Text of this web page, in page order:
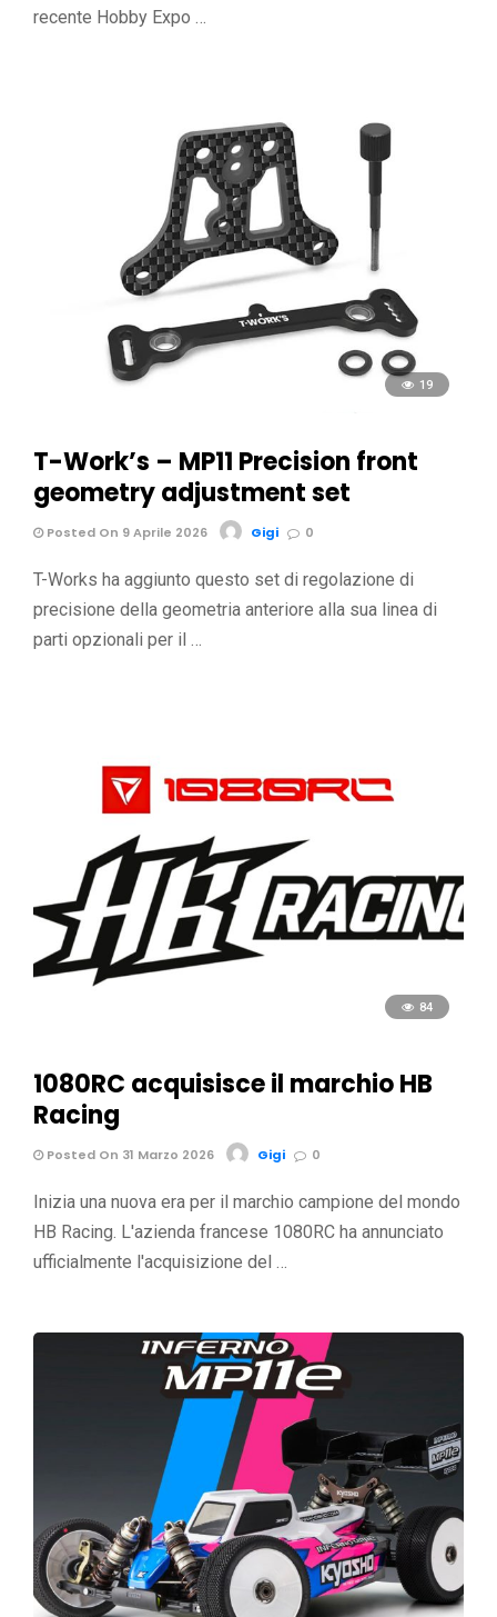
recente Hobby Expo …
19
T-Work’s – MP11 Precision front
geometry adjustment set
Posted On 9 Aprile 2026 Gigi 0
T-Works ha aggiunto questo set di regolazione di
precisione della geometria anteriore alla sua linea di
parti opzionali per il …
84
1080RC acquisisce il marchio HB
Racing
Posted On 31 Marzo 2026 Gigi 0
Inizia una nuova era per il marchio campione del mondo
HB Racing. L'azienda francese 1080RC ha annunciato
ufficialmente l'acquisizione del …